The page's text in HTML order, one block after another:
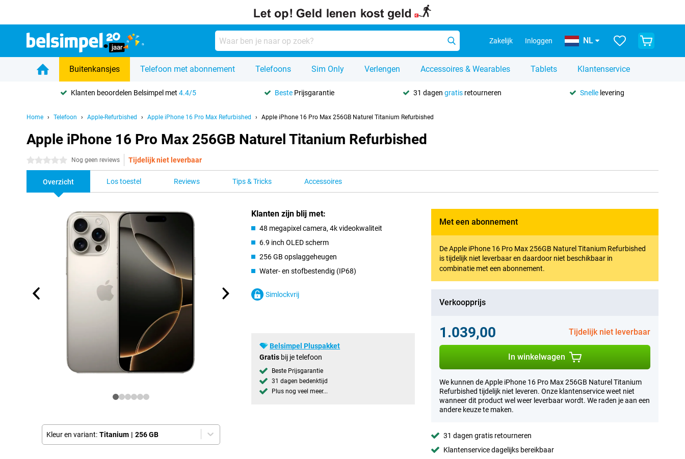
Zakelijk Inloggen NL
Buitenkansjes Telefoon met abonnement Telefoons Sim Only Verlengen Accessoires & Wearables Tablets Klantenservice
Klanten beoordelen Belsimpel met4.4/5 Beste Prijsgarantie 31 dagen gratisretourneren Snellelevering
Home Telefoon Apple-Refurbished Apple iPhone 16 Pro Max Refurbished Apple iPhone 16 Pro Max 256GB Naturel Titanium Refurbished
Apple iPhone 16 Pro Max 256GB Naturel Titanium Refurbished
0 sterren Nog geen reviews Tijdelijk niet leverbaar
Overzicht Los toestel Reviews Tips & Tricks Accessoires
Kleur en variant: Titanium | 256 GB
Klanten zijn blij met:
48 megapixel camera, 4k videokwaliteit
6.9 inch OLED scherm
256 GB opslaggeheugen
Water- en stofbestendig (IP68)
Simlockvrij
Belsimpel Pluspakket
Gratis bij je telefoon
Beste Prijsgarantie
31 dagen bedenktijd
Plus nog veel meer...
Met een abonnement
De Apple iPhone 16 Pro Max 256GB Naturel Titanium Refurbished
is tijdelijk niet leverbaar en daardoor niet beschikbaar in
combinatie met een abonnement.
Verkoopprijs
1.039,00 Tijdelijk niet leverbaar
In winkelwagen
We kunnen de Apple iPhone 16 Pro Max 256GB Naturel Titanium
Refurbished tijdelijk niet leveren. Onze klantenservice weet niet
wanneer dit product wel weer leverbaar wordt. We raden je aan een
andere keuze te maken.
31 dagen gratis retourneren
Klantenservice dagelijks bereikbaar